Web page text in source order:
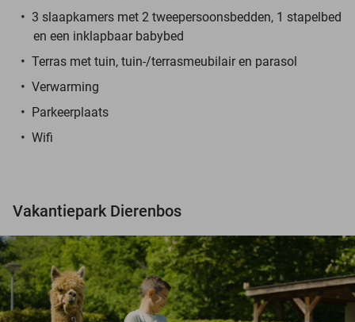
3 slaapkamers met 2 tweepersoonsbedden, 1 stapelbed
en een inklapbaar babybed
Terras met tuin, tuin-/terrasmeubilair en parasol
Verwarming
Parkeerplaats
Wifi
Vakantiepark Dierenbos